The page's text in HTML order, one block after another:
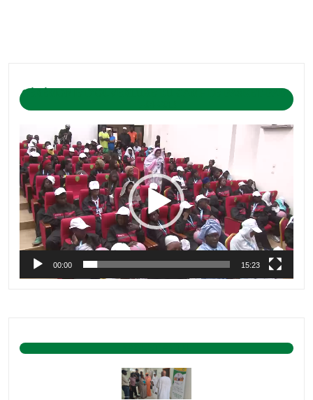
CÉRÉMONIE D’OUVERTURE DU CAMP DE BASKET-BALL
Lecteur
vidéo
00:00 15:23